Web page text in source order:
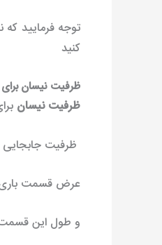
توجه فرمایید که
کنید
ظرفیت نیسان
ظرفیت نیسان
ظرفیت جابجایی ۲٫۲ تن
عرض قسمت باری آن ۱ متر و۶۶۰ سانتی
و طول این قسمت ۴متر و۶۹۰سانتی متر می